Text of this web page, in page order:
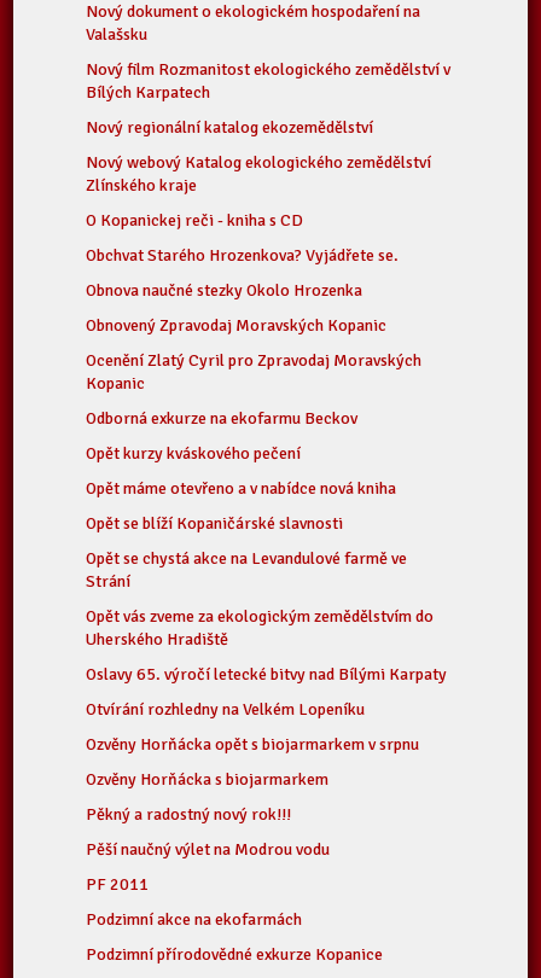
Nový dokument o ekologickém hospodaření na
Valašsku
Nový film Rozmanitost ekologického zemědělství v
Bílých Karpatech
Nový regionální katalog ekozemědělství
Nový webový Katalog ekologického zemědělství
Zlínského kraje
O Kopanickej reči - kniha s CD
Obchvat Starého Hrozenkova? Vyjádřete se.
Obnova naučné stezky Okolo Hrozenka
Obnovený Zpravodaj Moravských Kopanic
Ocenění Zlatý Cyril pro Zpravodaj Moravských
Kopanic
Odborná exkurze na ekofarmu Beckov
Opět kurzy kváskového pečení
Opět máme otevřeno a v nabídce nová kniha
Opět se blíží Kopaničárské slavnosti
Opět se chystá akce na Levandulové farmě ve
Strání
Opět vás zveme za ekologickým zemědělstvím do
Uherského Hradiště
Oslavy 65. výročí letecké bitvy nad Bílými Karpaty
Otvírání rozhledny na Velkém Lopeníku
Ozvěny Horňácka opět s biojarmarkem v srpnu
Ozvěny Horňácka s biojarmarkem
Pěkný a radostný nový rok!!!
Pěší naučný výlet na Modrou vodu
PF 2011
Podzimní akce na ekofarmách
Podzimní přírodovědné exkurze Kopanice